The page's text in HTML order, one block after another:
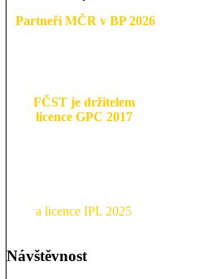
Partneři MČR v BP 2026
FČST je držitelem
licence GPC 2017
a licence IPL 2025
Návštěvnost